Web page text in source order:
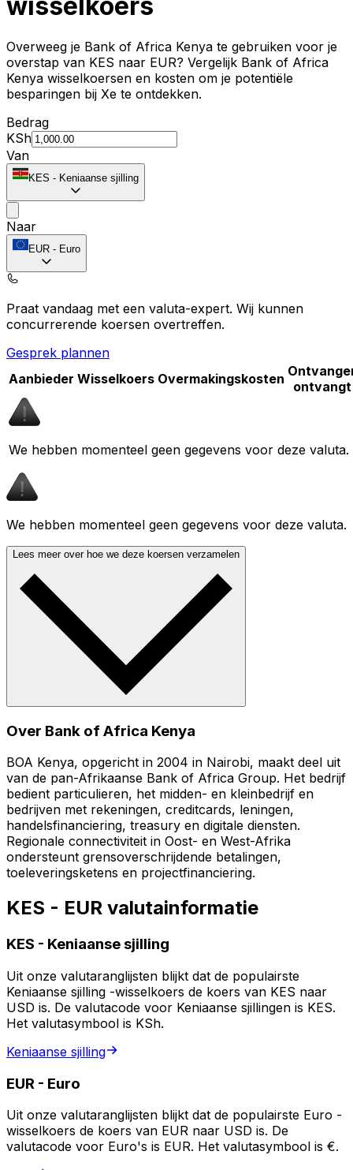
wisselkoers
Overweeg je Bank of Africa Kenya te gebruiken voor je
overstap van KES naar EUR? Vergelijk Bank of Africa
Kenya wisselkoersen en kosten om je potentiële
besparingen bij Xe te ontdekken.
Bedrag
KSh
Van
KES - Keniaanse sjilling
Naar
EUR - Euro
Praat vandaag met een valuta-expert. Wij kunnen
concurrerende koersen overtreffen.
Gesprek plannen
Aanbieder Wisselkoers Overmakingskosten
ontvangt
We hebben momenteel geen gegevens voor deze valuta.
We hebben momenteel geen gegevens voor deze valuta.
Lees meer over hoe we deze koersen verzamelen
Over Bank of Africa Kenya
BOA Kenya, opgericht in 2004 in Nairobi, maakt deel uit
van de pan-Afrikaanse Bank of Africa Group. Het bedrijf
bedient particulieren, het midden- en kleinbedrijf en
bedrijven met rekeningen, creditcards, leningen,
handelsfinanciering, treasury en digitale diensten.
Regionale connectiviteit in Oost- en West-Afrika
ondersteunt grensoverschrijdende betalingen,
toeleveringsketens en projectfinanciering.
KES - EUR valutainformatie
KES - Keniaanse sjilling
Uit onze valutaranglijsten blijkt dat de populairste
Keniaanse sjilling -wisselkoers de koers van KES naar
USD is. De valutacode voor Keniaanse sjillingen is KES.
Het valutasymbool is KSh.
Keniaanse sjilling
EUR - Euro
Uit onze valutaranglijsten blijkt dat de populairste Euro -
wisselkoers de koers van EUR naar USD is. De
valutacode voor Euro's is EUR. Het valutasymbool is €.